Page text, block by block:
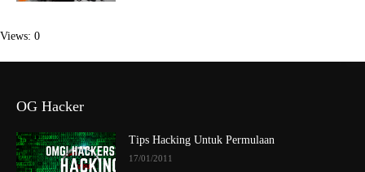
Views: 0
OG Hacker
Tips Hacking Untuk Permulaan
17/01/2011